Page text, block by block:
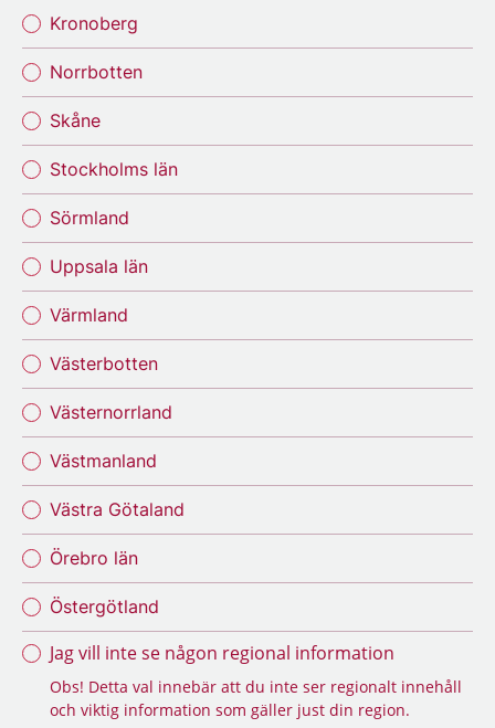
Kronoberg
Norrbotten
Skåne
Stockholms län
Sörmland
Uppsala län
Värmland
Västerbotten
Västernorrland
Västmanland
Västra Götaland
Örebro län
Östergötland
Jag vill inte se någon regional information
Obs! Detta val innebär att du inte ser regionalt innehåll
och viktig information som gäller just din region.